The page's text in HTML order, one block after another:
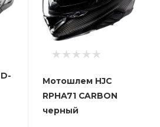
Мотошлем HJC
RPHA71 CARBON
черный